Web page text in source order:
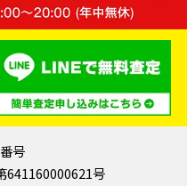
号
号